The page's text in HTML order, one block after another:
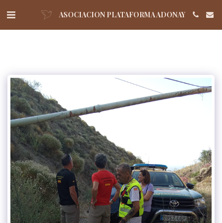
ASOCIACION PLATAFORMA ADONAY